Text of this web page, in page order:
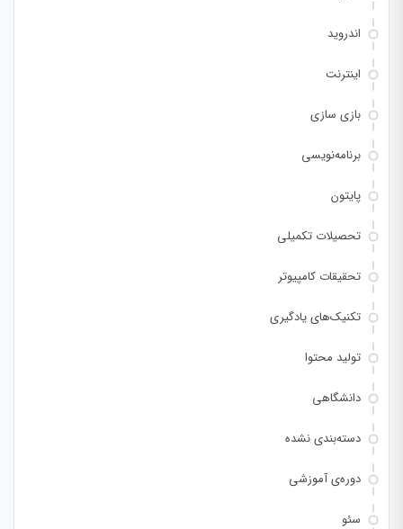
اندروید
اینترنت
بازی سازی
برنامه‌نویسی
پایتون
تحصیلات تکمیلی
تحقیقات کامپیوتر
تکنیک‌های یادگیری
تولید محتوا
دانشگاهی
دسته‌بندی نشده
دوره‌ی آموزشی
سئو